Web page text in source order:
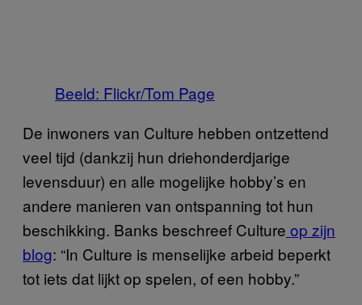
Beeld: Flickr/Tom Page
De inwoners van Culture hebben ontzettend
veel tijd (dankzij hun driehonderdjarige
levensduur) en alle mogelijke hobby’s en
andere manieren van ontspanning tot hun
beschikking. Banks beschreef Culture op zijn
blog: “In Culture is menselijke arbeid beperkt
tot iets dat lijkt op spelen, of een hobby.”